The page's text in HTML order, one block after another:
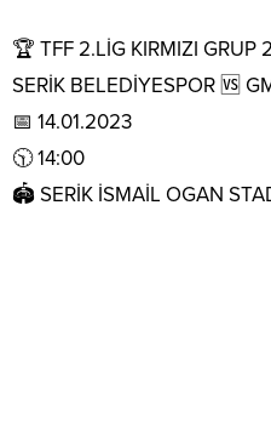
🏆 TFF 2.LİG KIRMIZI GRUP
SERİK BELEDİYESPOR 🆚
📅 14.01.2023
🕥 14:00
🏟 SERİK İSMAİL OGAN